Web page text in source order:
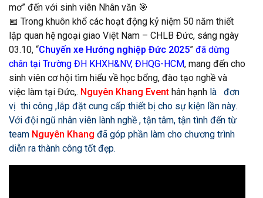
mơ” đến với sinh viên Nhân văn 🎯
📅 Trong khuôn khổ các hoạt động kỷ niệm 50 năm thiết
lập quan hệ ngoại giao Việt Nam – CHLB Đức, sáng ngày
03.10, “Chuyến xe Hướng nghiệp Đức 2025” đã dừng
chân tại Trường ĐH KHXH&NV, ĐHQG-HCM, mang đến cho
sinh viên cơ hội tìm hiểu về học bổng, đào tạo nghề và
việc làm tại Đức,. Nguyên Khang Event hân hạnh là đơn
vị thi công ,lắp đặt cung cấp thiết bị cho sự kiện lần này.
Với đội ngũ nhân viên lành nghề , tận tâm, tận tình đến từ
team Nguyên Khang đã góp phần làm cho chương trình
diễn ra thành công tốt đẹp.